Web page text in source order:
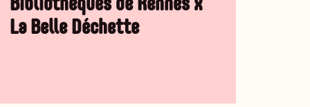
La Belle Déchette